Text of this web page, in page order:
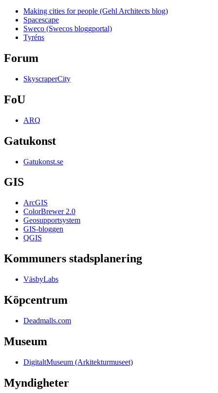
Making cities for people (Gehl Architects blog)
Spacescape
Sweco (Swecos bloggportal)
Tyréns
Forum
SkyscraperCity
FoU
ARQ
Gatukonst
Gatukonst.se
GIS
ArcGIS
ColorBrewer 2.0
Geosupportsystem
GIS-bloggen
QGIS
Kommuners stadsplanering
VäsbyLabs
Köpcentrum
Deadmalls.com
Museum
DigitaltMuseum (Arkitekturmuseet)
Myndigheter